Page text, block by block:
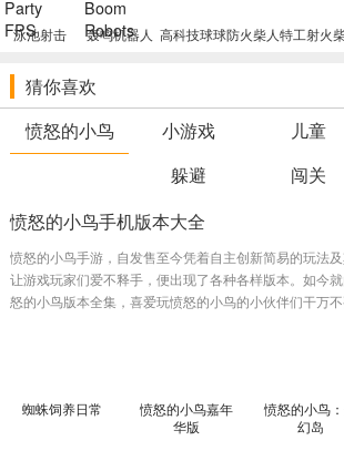
1.高清靓丽的卡通化工艺美术设计风格，享受
轻松
3.多类目游戏的多种融合，带给你最致享的游
小编点评
1.难以想象，漂亮的游戏图型，简易的游戏操
童。
3.在全部等级的抛掷中，邪恶的boss都务必不
的挪动速度加速，难度系数也会提升。
泳池射击
轰鸣机器人 高科技球球防火柴人特工射火
猜你喜欢
愤怒的小鸟
小游戏 儿童
躲避
闯关
愤怒的小鸟手机版本大全
愤怒的小鸟手游，自发售至今凭着自主创新简易的玩法
让游戏玩家们爱不释手，便出现了各种各样版本。如今
怒的小鸟版本全集，喜爱玩愤怒的小鸟的小伙伴们干万
蜘蛛饲养日常
愤怒的小鸟嘉年
华版
愤怒的小鸟
幻岛